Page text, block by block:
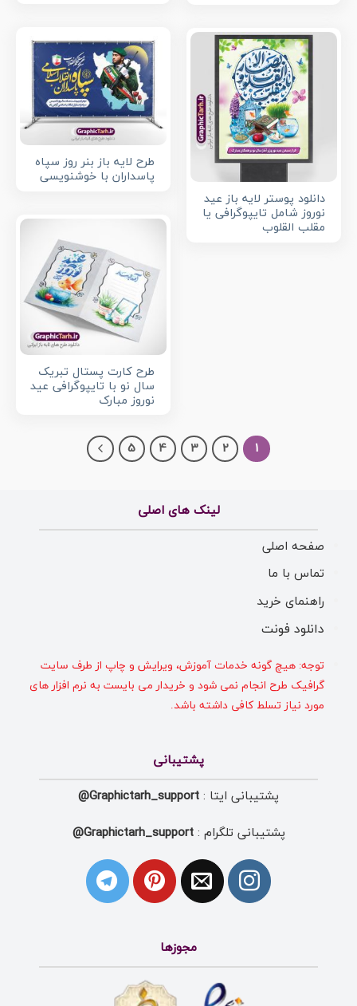
طرح لایه باز بنر روز سپاه
پاسداران با خوشنویسی
دانلود پوستر لایه باز عید
نوروز شامل تایپوگرافی یا
مقلب القلوب
طرح کارت پستال تبریک
سال نو با تایپوگرافی عید
نوروز مبارک
1
2
3
4
5
لینک های اصلی
صفحه اصلی
تماس با ما
راهنمای خرید
دانلود فونت
توجه: هیچ گونه خدمات آموزش، ویرایش و چاپ از طرف سایت
گرافیک طرح انجام نمی شود و خریدار می بایست به نرم افزار های
مورد نیاز تسلط کافی داشته باشد.
پشتیبانی
پشتیبانی ایتا : Graphictarh_support@
پشتیبانی تلگرام :Graphictarh_support@
مجوزها